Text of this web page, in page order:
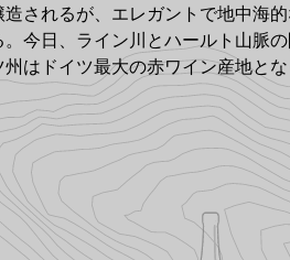
されるが、エレガントで地中海
今日、ライン川とハールト山脈
はドイツ最大の赤ワイン産地とな